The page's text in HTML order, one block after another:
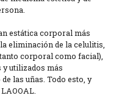
estática corporal más
eliminación de la celulitis,
corporal como facial),
utilizados más
las uñas. Todo esto, y